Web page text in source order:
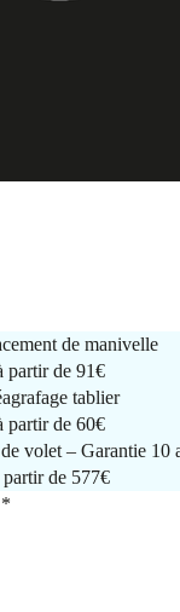
de manivelle
partir de91€
tablier
partir de60€
volet – Garantie 10
partir de 577€